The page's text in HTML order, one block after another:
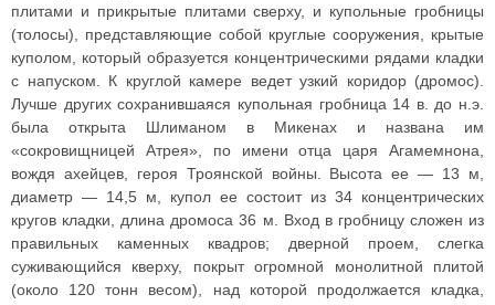
плитами и прикрытые плитами сверху, и купольные гробницы
(толосы), представляющие собой круглые сооружения, крытые
куполом, который образуется концентрическими рядами кладки
с напуском. К круглой камере ведет узкий коридор (дромос).
Лучше других сохранившаяся купольная гробница 14 в. до н.э.
была открыта Шлиманом в Микенах и названа им
«сокровищницей Атрея», по имени отца царя Агамемнона,
вождя ахейцев, героя Троянской войны. Высота ее — 13 м,
диаметр — 14,5 м, купол ее состоит из 34 концентрических
кругов кладки, длина дромоса 36 м. Вход в гробницу сложен из
правильных каменных квадров; дверной проем, слегка
суживающийся кверху, покрыт огромной монолитной плитой
(около 120 тонн весом), над которой продолжается кладка,